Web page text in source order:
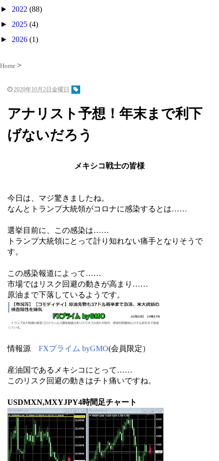
► 2022 (88)
► 2025 (4)
► 2026 (1)
Home
2020年10月2日金曜日
アナリスト予想！年末まで利下
げないだろう
メキシコ戦士の皆様
今日は、マジ驚きましたね。
なんとトランプ大統領がコロナに感染するとは……
選挙目前に、この感染は……
トランプ大統領にとって計り知れない痛手となりそうで
す。
この感染報道によって……
市場ではリスク回避の動きが高まり……
原油まで下落しているようです。
情報源 FXプライム byGMO(会員限定）
産油国であるメキシコにとって……
このリスク回避の動きはチト痛いですね。
USDMXN,MXYJPY4時間足チャート